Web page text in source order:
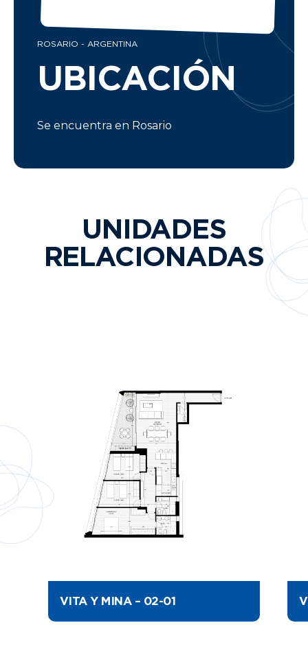
ROSARIO - ARGENTINA
UBICACIÓN
Se encuentra en Rosario
UNIDADES
RELACIONADAS
VITA Y MINA – 02-01